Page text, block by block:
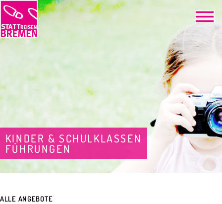
KINDER & SCHULKLASSEN
FÜHRUNGEN
ALLE ANGEBOTE